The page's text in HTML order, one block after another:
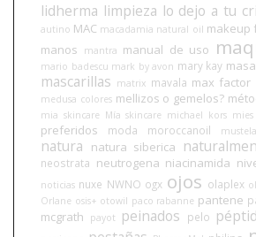
lidherma limpieza lo dejo a tu
autino MAC macadamia natural oil makeup
manos mantra manual de uso
mario badescu mark by avon mary kay
mascarillas matrix mavala max factor
medusa colores mellizos o gemelos?
mia skincare Mía skincare michael kors mies
preferidos
moda moroccanoil mustela
natura natura siberica
neostrata neutrogena niacinamida
noticias nuxe NWNO ogx ojos olaplex
Orlane osis+ otowil paco rabanne pantene
mcgrath
payot peinados pelo